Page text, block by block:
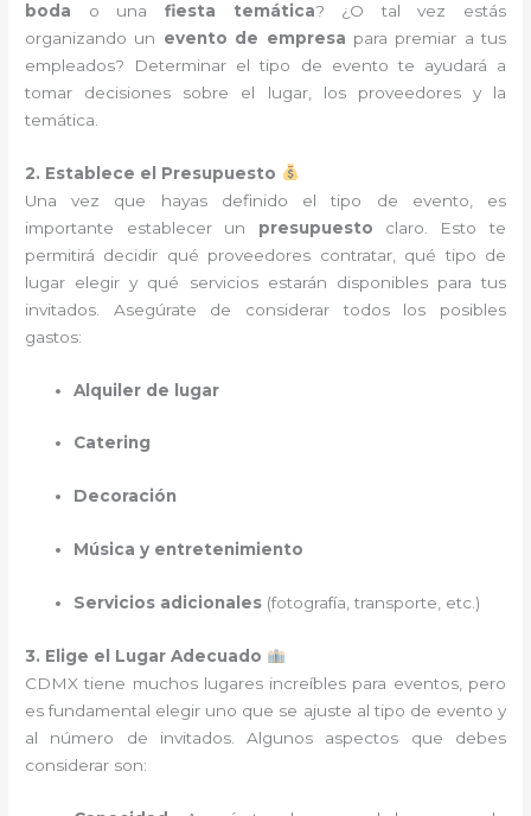
boda o una fiesta temática? ¿O tal vez estás
organizando un evento de empresa para premiar a tus
empleados? Determinar el tipo de evento te ayudará a
tomar decisiones sobre el lugar, los proveedores y la
temática.
2. Establece el Presupuesto
Una vez que hayas definido el tipo de evento, es
importante establecer un presupuesto claro. Esto te
permitirá decidir qué proveedores contratar, qué tipo de
lugar elegir y qué servicios estarán disponibles para tus
invitados. Asegúrate de considerar todos los posibles
gastos:
Alquiler de lugar
Catering
Decoración
Música y entretenimiento
Servicios adicionales (fotografía, transporte, etc.)
3. Elige el Lugar Adecuado
CDMX tiene muchos lugares increíbles para eventos, pero
es fundamental elegir uno que se ajuste al tipo de evento y
al número de invitados. Algunos aspectos que debes
considerar son: